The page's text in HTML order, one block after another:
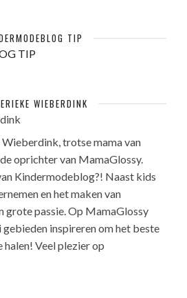
TIP
WIEBERDINK
trotse mama van
oprichter van MamaGlossy.
Kindermodeblog?! Naast kids
en het maken van
grote passie. Op MamaGlossy
inspireren om het beste
halen! Veel plezier op